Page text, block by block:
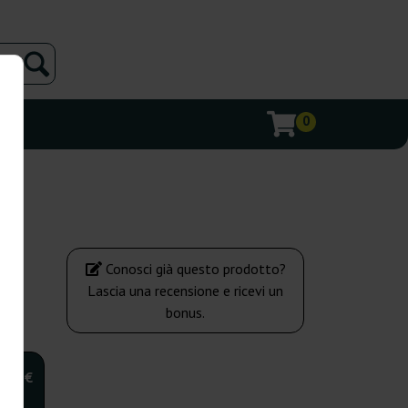
0
€
Conosci già questo prodotto?
Lascia una recensione e ricevi un
bonus.